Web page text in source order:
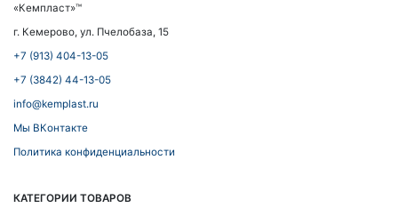
«Кемпласт»™
г. Кемерово, ул. Пчелобаза, 15
+7 (913) 404-13-05
+7 (3842) 44-13-05
info@kemplast.ru
Мы ВКонтакте
Политика конфиденциальности
КАТЕГОРИИ ТОВАРОВ